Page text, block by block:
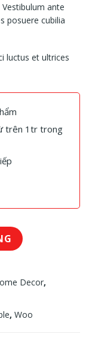
ante
posuere cubilia
luctus et ultrices
trên 1tr trong
Decor,
, Woo